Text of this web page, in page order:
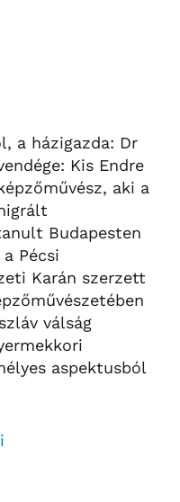
a házigazda: Dr
Kis Endre
aki a
Budapesten
Pécsi
Karán szerzett
válság
aspektusból